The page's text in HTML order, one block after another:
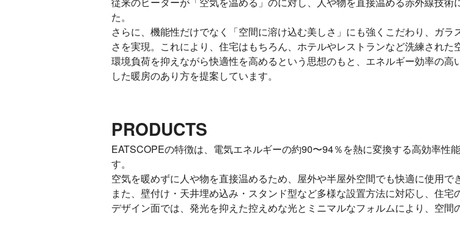
た。
さらに、機能性だけでなく「空間に溶け込む美しさ」にも強くこだわり、ガ
さを実現。これにより、住宅はもちろん、ホテルやレストランなど洗練された
環境負荷を抑えながら快適性を高めるという思想のもと、エネルギー効率の
した暖房のあり方を提案しています。
PRODUCTS
EATSCOPEの特徴は、電気エネルギーの約90〜94％を熱に変換する高効率性
す。
空気を暖めずに人や物を直接温めるため、屋外や半屋外空間でも快適に使用で
また、壁付け・天井埋め込み・スタンド型など多様な設置方法に対応し、住宅
デザイン面では、発光を抑えた控えめな光とミニマルなフォルムにより、空間